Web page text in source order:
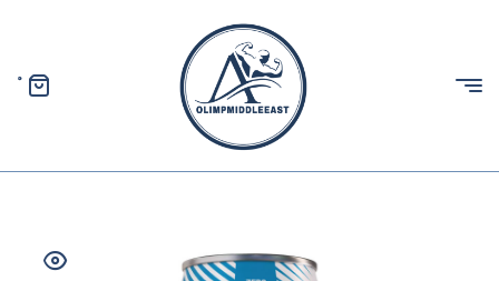
الیمپ
0